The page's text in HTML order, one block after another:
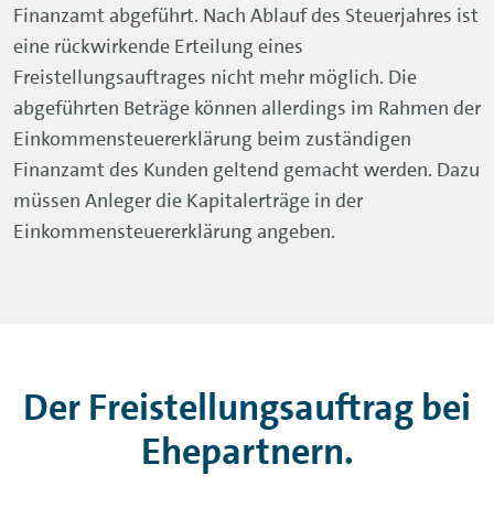
Finanzamt abgeführt. Nach Ablauf des Steuerjahres ist
eine rückwirkende Erteilung eines
Freistellungsauftrages nicht mehr möglich. Die
abgeführten Beträge können allerdings im Rahmen der
Einkommensteuererklärung beim zuständigen
Finanzamt des Kunden geltend gemacht werden. Dazu
müssen Anleger die Kapitalerträge in der
Einkommensteuererklärung angeben.
Der Freistellungsauftrag bei
Ehepartnern.